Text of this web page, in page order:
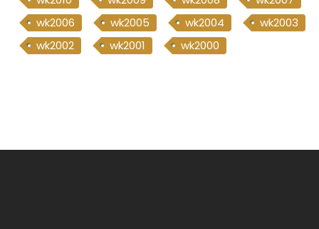
wk2006
wk2005 wk2004
wk2003
wk2002
wk2001 wk2000